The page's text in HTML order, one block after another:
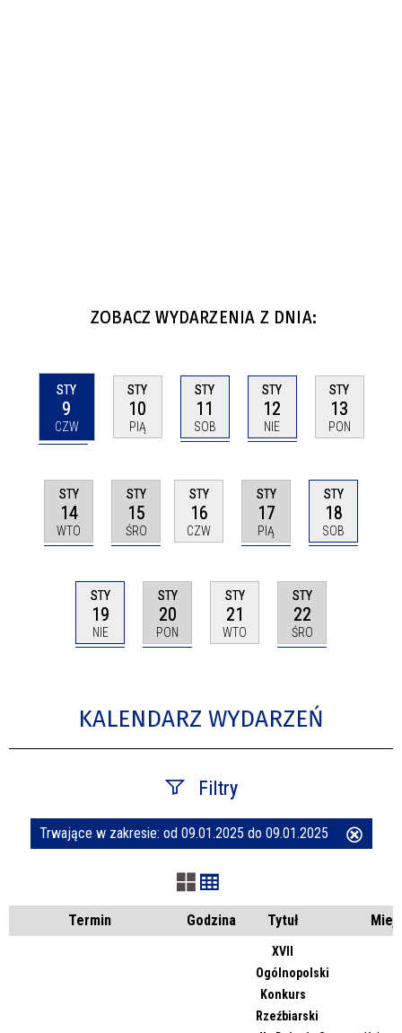
ZOBACZ WYDARZENIA Z DNIA:
STY
9
CZW
STY
10
PIĄ
STY
11
SOB
STY
12
NIE
STY
13
PON
STY
14
WTO
STY
15
ŚRO
STY
16
CZW
STY
17
PIĄ
STY
18
SOB
STY
19
NIE
STY
20
PON
STY
21
WTO
STY
22
ŚRO
KALENDARZ WYDARZEŃ
Filtry
Szukana fraza
Kategoria
Trwające w zakresie: od 09.01.2025 do 09.01.2025
Termin Godzina Tytuł
XVII
Ogólnopolski
Konkurs
Rzeźbiarski